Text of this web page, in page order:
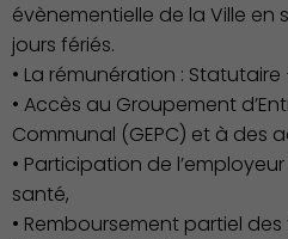
évènementielle de la Ville en
jours fériés.
• La rémunération : Statutaire +
• Accès au Groupement
Communal (GEPC) et à des
• Participation de
santé,
• Remboursement partiel